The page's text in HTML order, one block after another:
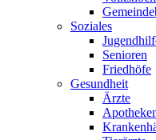
Soziales
Senioren
Friedhöfe
Gesundheit
Ärzte